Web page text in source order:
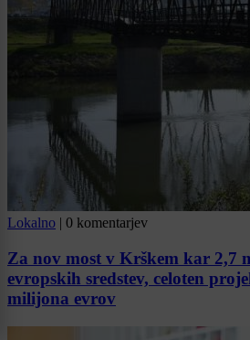
Lokalno | 0 komentarjev
Za nov most v Krškem kar 2,7
evropskih sredstev, celoten
milijona evrov